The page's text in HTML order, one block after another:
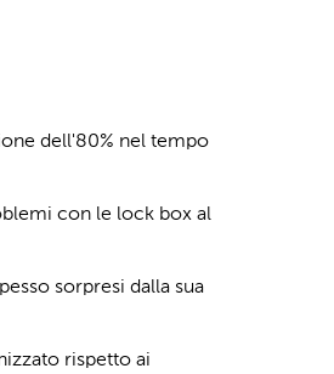
dell'80% nel tempo
con le lock box al
sorpresi dalla sua
rispetto ai